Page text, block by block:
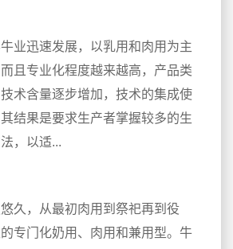
业迅速发展，以乳用和肉用为主
且专业化程度越来越高，产品类
术含量逐步增加，技术的集成使
结果是要求生产者掌握较多的生
，以适...
久，从最初肉用到祭祀再到役
专门化奶用、肉用和兼用型。牛